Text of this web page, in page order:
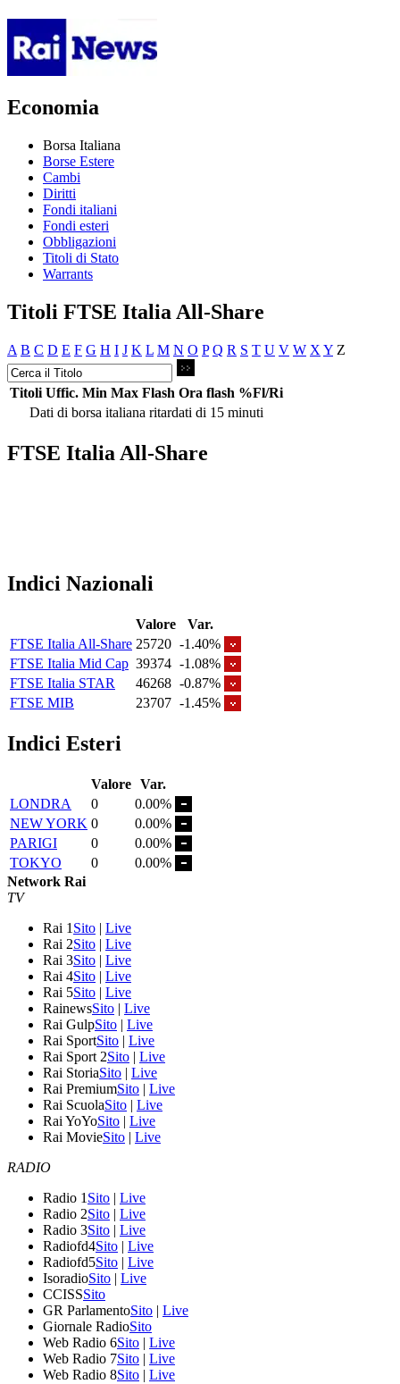
Economia
Borsa Italiana
Borse Estere
Cambi
Diritti
Fondi italiani
Fondi esteri
Obbligazioni
Titoli di Stato
Warrants
Titoli FTSE Italia All-Share
A B C D E F G H I J K L M N O P Q R S T U V W X Y Z
Titoli Uffic. Min Max Flash Ora flash %Fl/Ri
Dati di borsa italiana ritardati di 15 minuti
FTSE Italia All-Share
Indici Nazionali
Valore
Var.
FTSE Italia All-Share 25720 -1.40%
FTSE Italia Mid Cap 39374 -1.08%
FTSE Italia STAR
46268 -0.87%
FTSE MIB
23707 -1.45%
Indici Esteri
Valore Var.
LONDRA
0
0.00%
NEW YORK 0
0.00%
PARIGI
0
0.00%
TOKYO
0
0.00%
Network Rai
TV
Rai 1 Sito | Live
Rai 2Sito | Live
Rai 3Sito | Live
Rai 4Sito | Live
Rai 5Sito | Live
RainewsSito | Live
Rai GulpSito | Live
Rai SportSito | Live
Rai Sport 2Sito | Live
Rai StoriaSito | Live
Rai PremiumSito | Live
Rai ScuolaSito | Live
Rai YoYoSito | Live
Rai MovieSito | Live
RADIO
Radio 1 Sito | Live
Radio 2Sito | Live
Radio 3Sito | Live
Radiofd4Sito | Live
Radiofd5Sito | Live
IsoradioSito | Live
CCISSSito
GR ParlamentoSito | Live
Giornale RadioSito
Web Radio 6Sito | Live
Web Radio 7Sito | Live
Web Radio 8Sito | Live